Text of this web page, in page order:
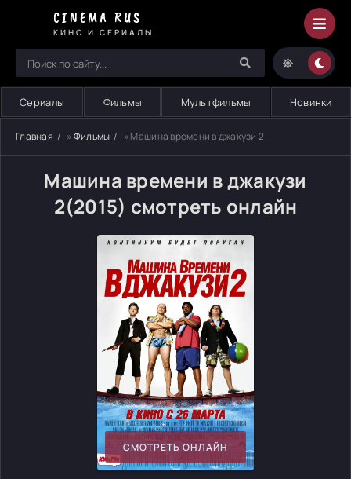
CINEMA RUS
КИНО И СЕРИАЛЫ
Сериалы Фильмы Мультфильмы Новинки
Главная » Фильмы » Машина времени в джакузи 2
Машина времени в джакузи
2(2015) смотреть онлайн
СМОТРЕТЬ ОНЛАЙН